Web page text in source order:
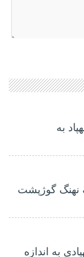
به
گوژپشت
به اندازه